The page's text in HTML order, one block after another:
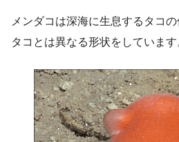
メンダコは深海に生息するタコ
タコとは異なる形状をしています